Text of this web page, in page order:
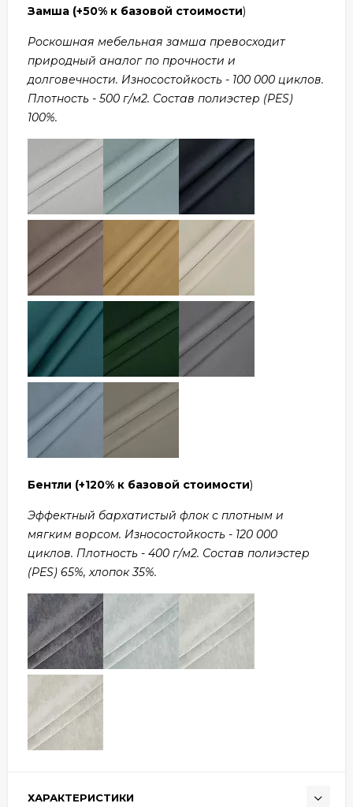
Замша (+50% к базовой стоимости)
Роскошная мебельная замша превосходит
природный аналог по прочности и
долговечности. Износостойкость - 100 000 циклов.
Плотность - 500 г/м2. Состав полиэстер (PES)
100%.
Бентли (+120% к базовой стоимости)
Эффектный бархатистый флок с плотным и
мягким ворсом. Износостойкость - 120 000
циклов. Плотность - 400 г/м2. Состав полиэстер
(PES) 65%, хлопок 35%.
ХАРАКТЕРИСТИКИ